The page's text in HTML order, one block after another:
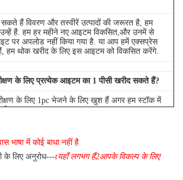
हैं विवरण और तस्वीरें उत्पादों की जरूरत है, हम
है. हम हर महीने नए आइटम विकसित,और उनमें से
पर अपलोड नहीं किया गया है. या आप हमें एक्सप्रेस
हम थोक खरीद के लिए इस आइटम को विकसित करेंगे.
के लिए प्रत्येक आइटम का 1 पीसी खरीद सकते हैं?
के लिए 1pc भेजने के लिए खुश हैं अगर हम स्टॉक में
है
भाषा में कोई बाधा नहीं है
के लिए अनुरोध---tयहाँ लगभग हैं2आपके विकल्प के लिए